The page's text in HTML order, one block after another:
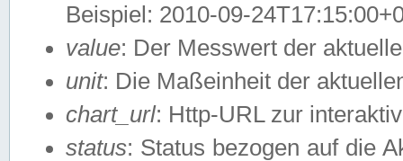
Beispiel: 2010-09-
value: Der Messwert der
unit: Die Maßeinheit der
chart_url: Http-URL zur
status: Status bezogen auf die